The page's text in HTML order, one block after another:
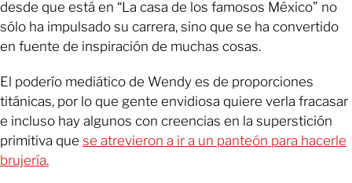
desde que está en “La casa de los famosos México” no
sólo ha impulsado su carrera, sino que se ha convertido
en fuente de inspiración de muchas cosas.
El poderío mediático de Wendy es de proporciones
titánicas, por lo que gente envidiosa quiere verla fracasar
e incluso hay algunos con creencias en la superstición
primitiva que se atrevieron a ir a un panteón para hacerle
brujería.